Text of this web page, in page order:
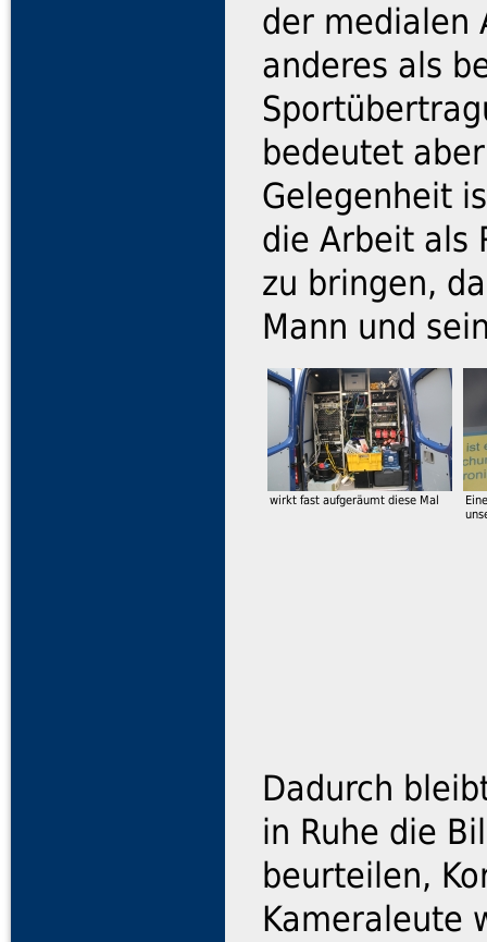
der medialen
anderes als
bedeutet
Gelegenheit
die Arbeit als
zu bringen,
Mann und
wirkt fast aufgeräumt diese Mal
Dadurch
in Ruhe die
beurteilen,
Kameraleute